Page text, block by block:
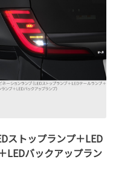
ストップランプ＋LED
LEDバックアップラン